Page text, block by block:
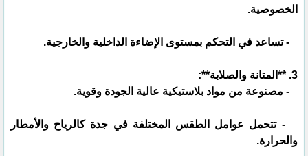
الخصوصية.
- تساعد في التحكم بمستوى الإضاءة الداخلية والخارجية.
3. **المتانة والصلابة**:
- مصنوعة من مواد بلاستيكية عالية الجودة وقوية.
- تتحمل عوامل الطقس المختلفة في جدة كالرياح والأمطار
والحرارة.